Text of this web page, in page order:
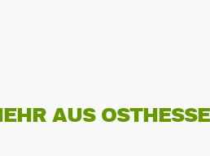
AUS